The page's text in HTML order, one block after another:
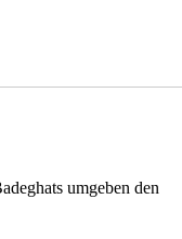
umgeben den